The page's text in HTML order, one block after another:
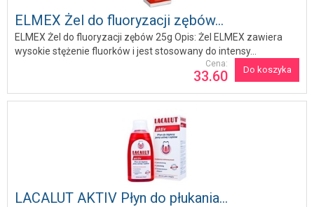
ELMEX Żel do fluoryzacji zębów...
ELMEX Żel do fluoryzacji zębów 25g Opis: Żel ELMEX zawiera
wysokie stężenie fluorków i jest stosowany do intensy...
Do koszyka
Cena:
33.60
LACALUT AKTIV Płyn do płukania...